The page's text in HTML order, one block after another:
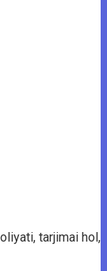
tarjimai hol,